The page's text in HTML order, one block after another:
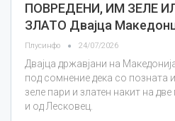
ПОВРЕДЕНИ, ИМ ЗЕЛЕ
ЗЛАТО Двајца
Плусинфо 24/07/2026
Двајца државјани на
под сомнение дека со позната
зеле пари и златен накит на
и од Лесковец.